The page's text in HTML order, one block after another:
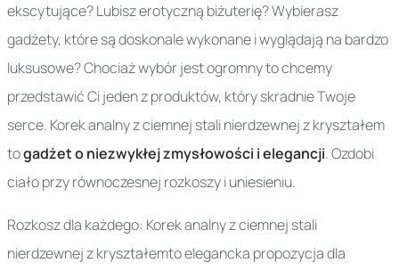
ekscytujące? Lubisz erotyczną biżuterię? Wybierasz
gadżety, które są doskonale wykonane i wyglądają na bardzo
luksusowe? Chociaż wybór jest ogromny to chcemy
przedstawić Ci jeden z produktów, który skradnie Twoje
serce. Korek analny z ciemnej stali nierdzewnej z kryształem
togadżet o niezwykłej zmysłowości i elegancji. Ozdobi
ciało przy równoczesnej rozkoszy i uniesieniu.
Rozkosz dla każdego: Korek analny z ciemnej stali
nierdzewnej z kryształemto elegancka propozycja dla